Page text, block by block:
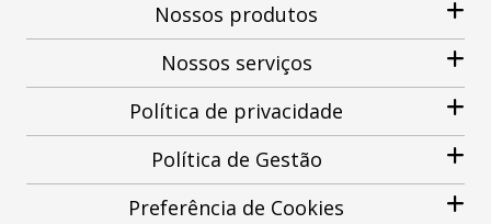
Nossos produtos
Nossos serviços
Política de privacidade
Política de Gestão
Preferência de Cookies